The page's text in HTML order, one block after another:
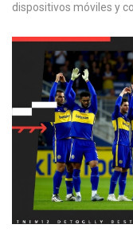
dispositivos móviles y